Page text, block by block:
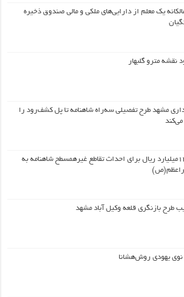
یک معلم از دارایی‌های ملکی و مالی صندوق ذخیره
نقشه مترو گلبهار
مشهد طرح تفصیلی سه‌راه شاهنامه تا پل کشف‌رود را
می‌کند
۱۳۰۰میلیارد ریال برای احداث تقاطع غیرهمسطح شاهنامه به
طرح بازنگری قلعه وکیل آباد مشهد
یهودی روش‌هشانا